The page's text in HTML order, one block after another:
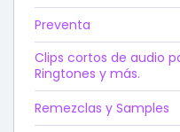
Preventa
Clips cortos de audio
Ringtones y más.
Remezclas y Samples